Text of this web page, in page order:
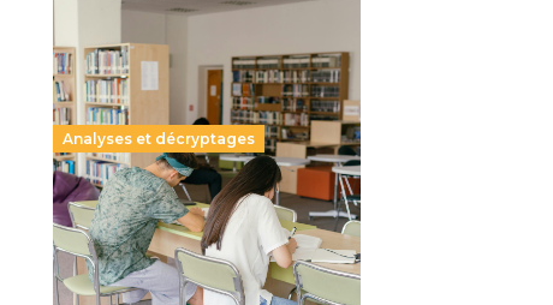
Analyses et décryptages
Supérieur privé : une dérive
qui met à mal la promesse
républicaine
11 juillet 2026- National